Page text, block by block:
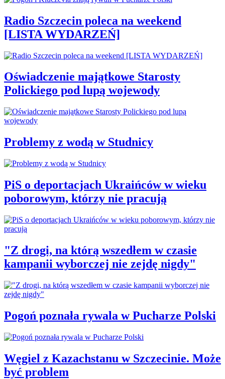
Radio Szczecin poleca na weekend
[LISTA WYDARZEŃ]
Oświadczenie majątkowe Starosty
Polickiego pod lupą wojewody
Problemy z wodą w Studnicy
PiS o deportacjach Ukraińców w wieku
poborowym, którzy nie pracują
"Z drogi, na którą wszedłem w czasie
kampanii wyborczej nie zejdę nigdy"
Pogoń poznała rywala w Pucharze Polski
Węgiel z Kazachstanu w Szczecinie. Może
być problem